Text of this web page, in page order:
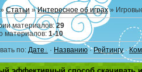
» Статьи »Интересное об играх»
материалов:29
материалов: 1-10
по: Дате · Названию·Рейтингу·